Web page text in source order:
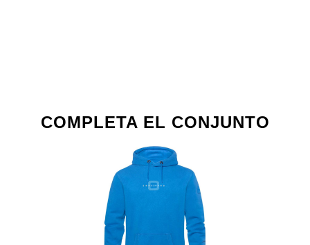
Omitir la galería de productos
COMPLETA EL CONJUNTO